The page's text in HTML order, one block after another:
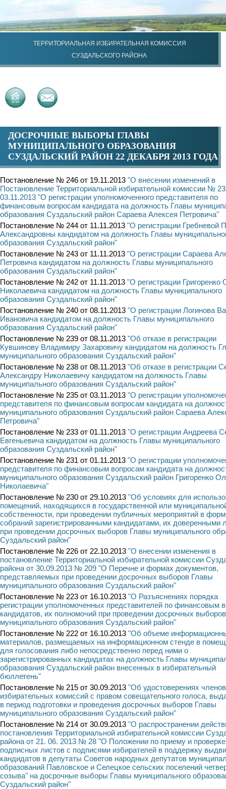
ТЕРРИТОРИАЛЬНАЯ ИЗБИРАТЕЛЬНАЯ КОМИССИЯ
СУЗДАЛЬСКОГО РАЙОНА
ДОСРОЧНЫЕ ВЫБОРЫ ГЛАВЫ
МУНИЦИПАЛЬНОГО ОБРАЗОВАНИЯ
СУЗДАЛЬСКИЙ РАЙОН 22 ДЕКАБРЯ 2013 ГОДА
Постановление № 246 от 19.11.2013 "О внесении изменений в
Постановление Территориальной избирательной комиссии №
03.11.2013 "О регистрации уполномоченного представителя по
финансовым вопросам кандидата на должность Главы
образования Суздальский район Сараева Алексея Петровича"
Постановление № 244 от 11.11.2013 "О регистрации Гребневой
Александровны кандидатом на должность Главы
образования Суздальский район"
Постановление № 243 от 11.11.2013 "О регистрации Сараева
Петровича кандидатом на должность Главы муниципального
образования Суздальский район"
Постановление № 242 от 11.11.2013 "О регистрации Григоренко
Николаевича кандидатом на должность Главы муниципального
образования Суздальский район"
Постановление № 240 от 08.11.2013 "О регистрации Логинова
Ивановича кандидатом на должность Главы муниципального
образования Суздальский район"
Постановление № 239 от 08.11.2013 "Об отказе в регистрации
Кувшинову Владимиру Захаровичу кандидатом на должность
муниципального образования Суздальский район"
Постановление № 238 от 08.11.2013 "Об отказе в регистрации
Александру Николаевичу кандидатом на должность Главы
муниципального образования Суздальский район"
Постановление № 235 от 03.11.2013 "О регистрации
представителя по финансовым вопросам кандидата на
муниципального образования Суздальский район Сараева
Петровича"
Постановление № 233 от 01.11.2013 "О регистрации Андреева
Евгеньевича кандидатом на должность Главы муниципального
образования Суздальский район"
Постановление № 231 от 01.11.2013 "О регистрации
представителя по финансовым вопросам кандидата на
муниципального образования Суздальский район Григоренко
Николаевича"
Постановление № 230 от 29.10.2013 "Об условиях для
помещений, находящихся в государственной или
собственности, при проведении публичных мероприятий в
собраний зарегистрированными кандидатами, их доверенными
при проведении досрочных выборов Главы муниципального
Суздальский район"
Постановление № 226 от 22.10.2013 "О внесении изменения в
постановление Территориальной избирательной комиссии
района от 30.09.2013 № 209 "О Перечне и формах документов,
представляемых при проведении досрочных выборов Главы
муниципального образования Суздальский район"
Постановление № 223 от 16.10.2013 "О Разъяснениях порядка
регистрации уполномоченных представителей по финансовым
кандидатов, их полномочий при проведении досрочных
муниципального образования Суздальский район"
Постановление № 222 от 16.10.2013 "Об объеме
материалов, размещаемых на информационном стенде в
для голосования либо непосредственно перед ними о
зарегистрированных кандидатах на должность Главы
образования Суздальский район внесенных в избирательный
бюллетень"
Постановление № 215 от 30.09.2013 "Об удостоверениях членов
избирательных комиссий с правом совещательного голоса,
в период подготовки и проведения досрочных выборов Главы
муниципального образования Суздальский район"
Постановление № 214 от 30.09.2013 "О распространении
постановления Территориальной избирательной комиссии
района от 21. 06. 2013 № 28 "О Положении по приему и проверке
подписных листов с подписями избирателей в поддержку
кандидатов в депутаты Советов народных депутатов
образований Павловское и Селецкое сельских поселений
созыва" на досрочные выборы Главы муниципального
Суздальский район"